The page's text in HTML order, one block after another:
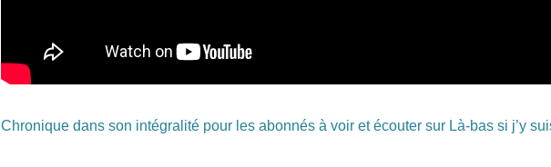
Chronique dans son intégralité pour les abonnés à voir et écouter sur Là-bas si j’y